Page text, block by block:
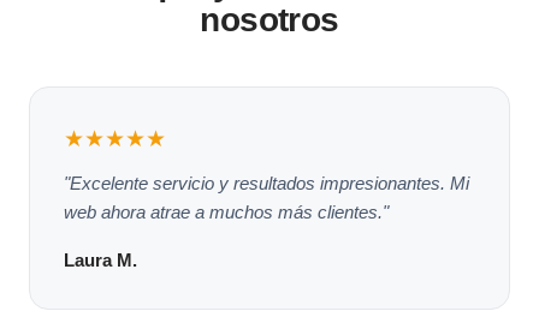
nosotros
★★★★★
"Excelente servicio y resultados impresionantes. Mi
web ahora atrae a muchos más clientes."
Laura M.